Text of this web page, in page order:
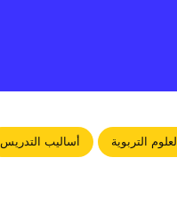
العلوم التربوية أساليب التدريس